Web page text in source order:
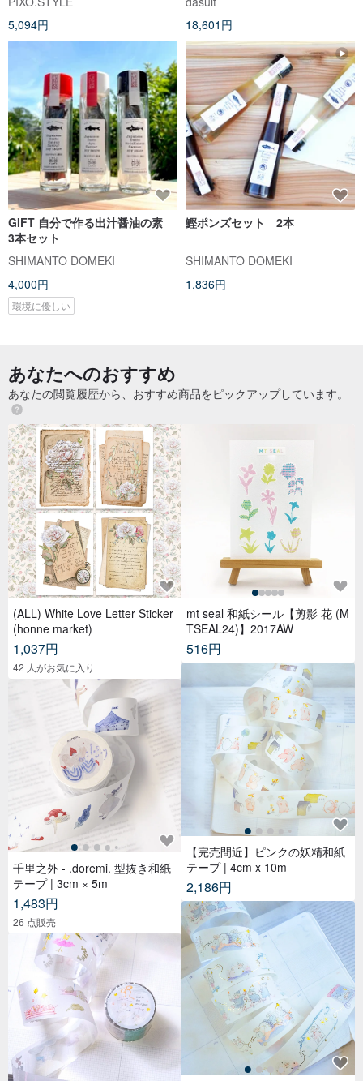
5,094円
18,601円
GIFT 自分で作る出汁醤油の素
3本セット
SHIMANTO DOMEKI
4,000円
環境に優しい
鰹ポンズセット 2本
SHIMANTO DOMEKI
1,836円
あなたへのおすすめ
あなたの閲覧履歴から、おすすめ商品をピックアップしています。
(ALL) White Love Letter Sticker
(honne market)
1,037円
42 人がお気に入り
千里之外 - .doremi. 型抜き和紙
テープ | 3cm × 5m
1,483円
26 点販売
mt seal 和紙シール【剪影 花 (M
TSEAL24)】2017AW
516円
【完売間近】ピンクの妖精和紙
テープ | 4cm x 10m
2,186円